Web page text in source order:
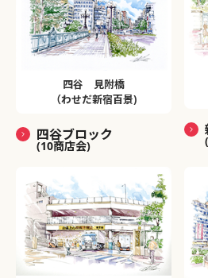
四谷 見附橋
（わせだ新宿百景)
四谷ブロック
(10商店会)